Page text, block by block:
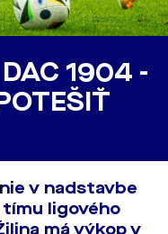
1904 -
v nadstavbe
ligového
má výkop v